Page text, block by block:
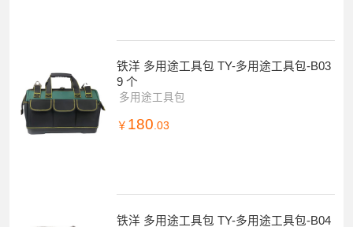
铁洋 多用途工具包 TY-多用途工具包-B03
9 个
多用途工具包
￥ 180.03
铁洋 多用途工具包 TY-多用途工具包-B04